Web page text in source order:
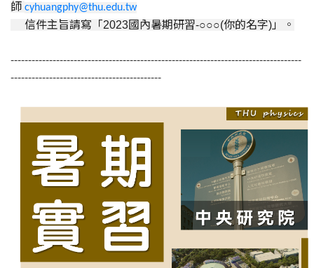
師 cyhuangphy@thu.edu.tw
信件主旨請寫「 2023國內暑期研習-○○○(你的名字) 」 。
-----------------------------------------------------------------------------------
-------------------------------------------